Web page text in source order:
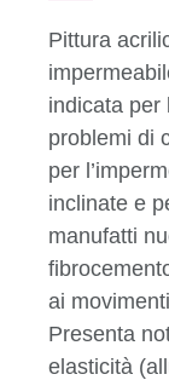
Pittura
indicata per
problemi di
per
inclinate e
manufatti
ai
Presenta
elasticità